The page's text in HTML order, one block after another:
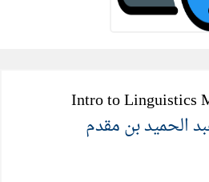
الحميد بن مقدم